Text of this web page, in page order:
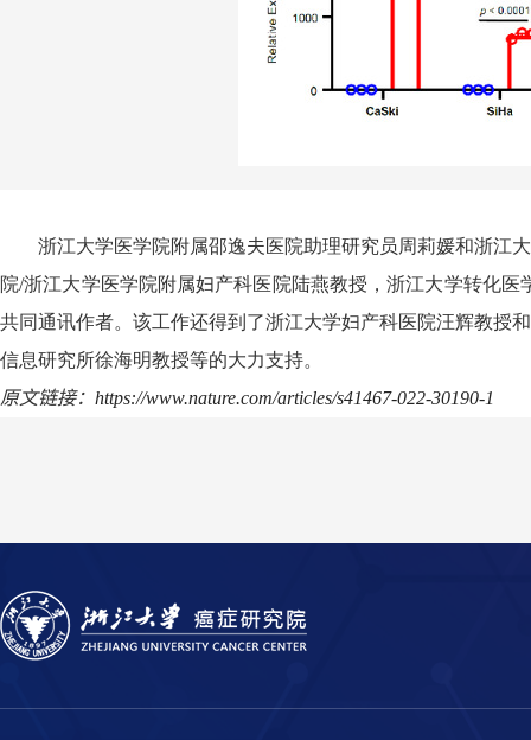
浙江大学医学院附属邵逸夫医院助理研究员周莉媛和浙江
院/浙江大学医学院附属妇产科医院陆燕教授，浙江大学转化医
共同通讯作者。该工作还得到了浙江大学妇产科医院汪辉教授
信息研究所徐海明教授等的大力支持。
原文链接： https://www.nature.com/articles/s41467-022-30190-1